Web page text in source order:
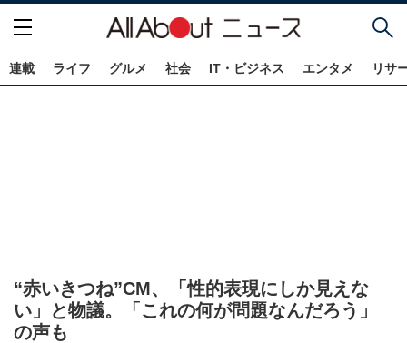
連載 ライフ グルメ 社会 IT・ビジネス エンタメ リサ
“赤いきつね”CM、「性的表現にしか見えな
い」と物議。「これの何が問題なんだろう」
の声も